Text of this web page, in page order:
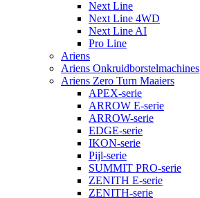
Next Line
Next Line 4WD
Next Line AI
Pro Line
Ariens
Ariens Onkruidborstelmachines
Ariens Zero Turn Maaiers
APEX-serie
ARROW E-serie
ARROW-serie
EDGE-serie
IKON-serie
Pijl-serie
SUMMIT PRO-serie
ZENITH E-serie
ZENITH-serie